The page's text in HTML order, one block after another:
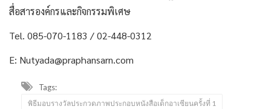
สื่อสารองค์กรและกิจกรรมพิเศษ
Tel. 085-070-1183 / 02-448-0312
E: Nutyada@praphansarn.com
Tags:
พิธีมอบรางวัลประกวดภาพประกอบหนังสือเด็กอาเซียนครั้งที่ 1